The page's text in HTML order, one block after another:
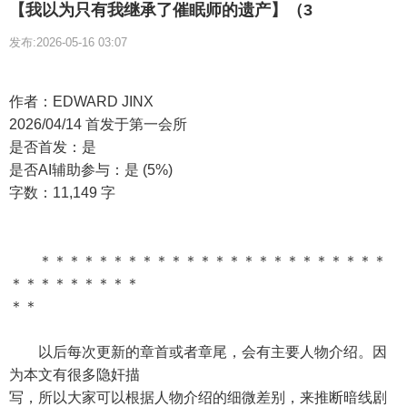
【我以为只有我继承了催眠师的遗产】（3
发布:2026-05-16 03:07
作者：EDWARD JINX
2026/04/14 首发于第一会所
是否首发：是
是否AI辅助参与：是 (5%)
字数：11,149 字
＊＊＊＊＊＊＊＊＊＊＊＊＊＊＊＊＊＊＊＊＊＊＊＊
＊＊＊＊＊＊＊＊＊
＊＊
以后每次更新的章首或者章尾，会有主要人物介绍。因
为本文有很多隐奸描
写，所以大家可以根据人物介绍的细微差别，来推断暗线剧